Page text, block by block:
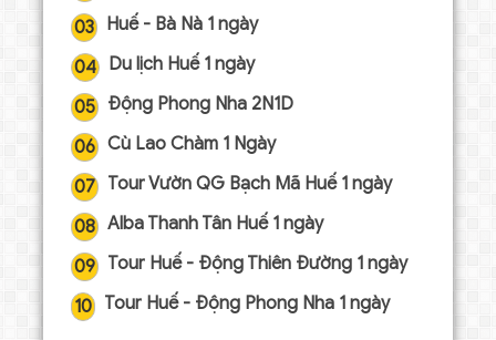
03
Huế - Bà Nà 1 ngày
04
Du lịch Huế 1 ngày
05 Động Phong Nha 2N1D
06 Cù Lao Chàm 1 Ngày
07 Tour Vườn QG Bạch Mã Huế 1 ngày
08 Alba Thanh Tân Huế 1 ngày
09 Tour Huế - Động Thiên Đường 1 ngày
10 Tour Huế - Động Phong Nha 1 ngày